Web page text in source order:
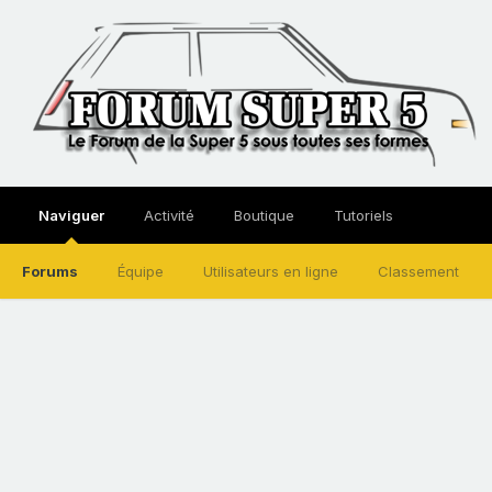
Naviguer
Forums Équipe Utilisateurs en ligne Classement
Activité Boutique Tutoriels